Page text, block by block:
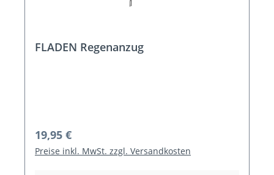
FLADEN Regenanzug
Regulärer Preis:
19,95 €
Preise inkl. MwSt. zzgl. Versandkosten